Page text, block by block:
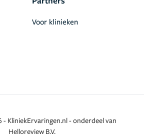
Voor klinieken
KliniekErvaringen.nl - onderdeel van
Helloreview B.V.